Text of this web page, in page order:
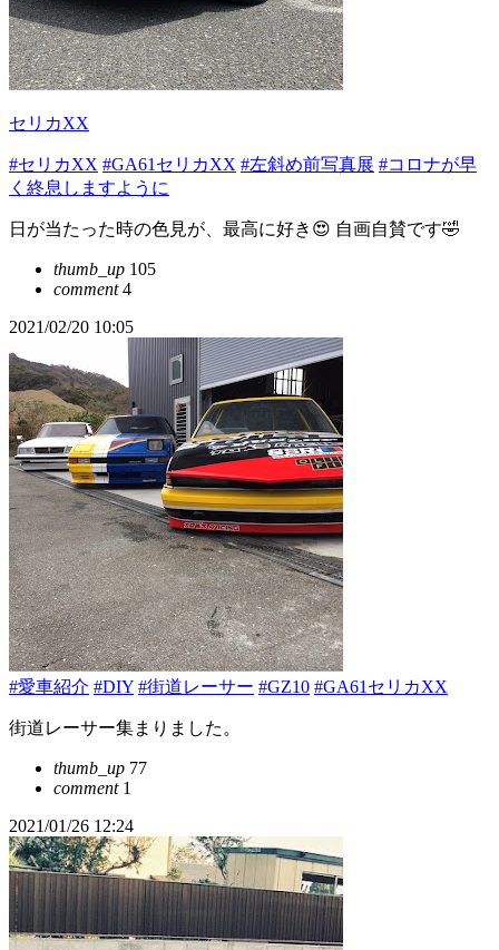
セリカXX
#セリカXX #GA61セリカXX #左斜め前写真展 #コロナが早
く終息しますように
日が当たった時の色見が、最高に好き😍 自画自賛です🤣
thumb_up 105
comment4
2021/02/20 10:05
#愛車紹介 #DIY #街道レーサー #GZ10 #GA61セリカXX
街道レーサー集まりました。
thumb_up 77
comment1
2021/01/26 12:24